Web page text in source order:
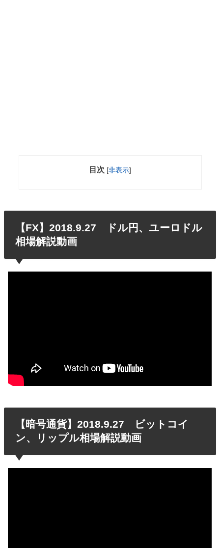
目次 [非表示]
【FX】2018.9.27 ドル円、ユーロドル
相場解説動画
【暗号通貨】2018.9.27 ビットコイ
ン、リップル相場解説動画